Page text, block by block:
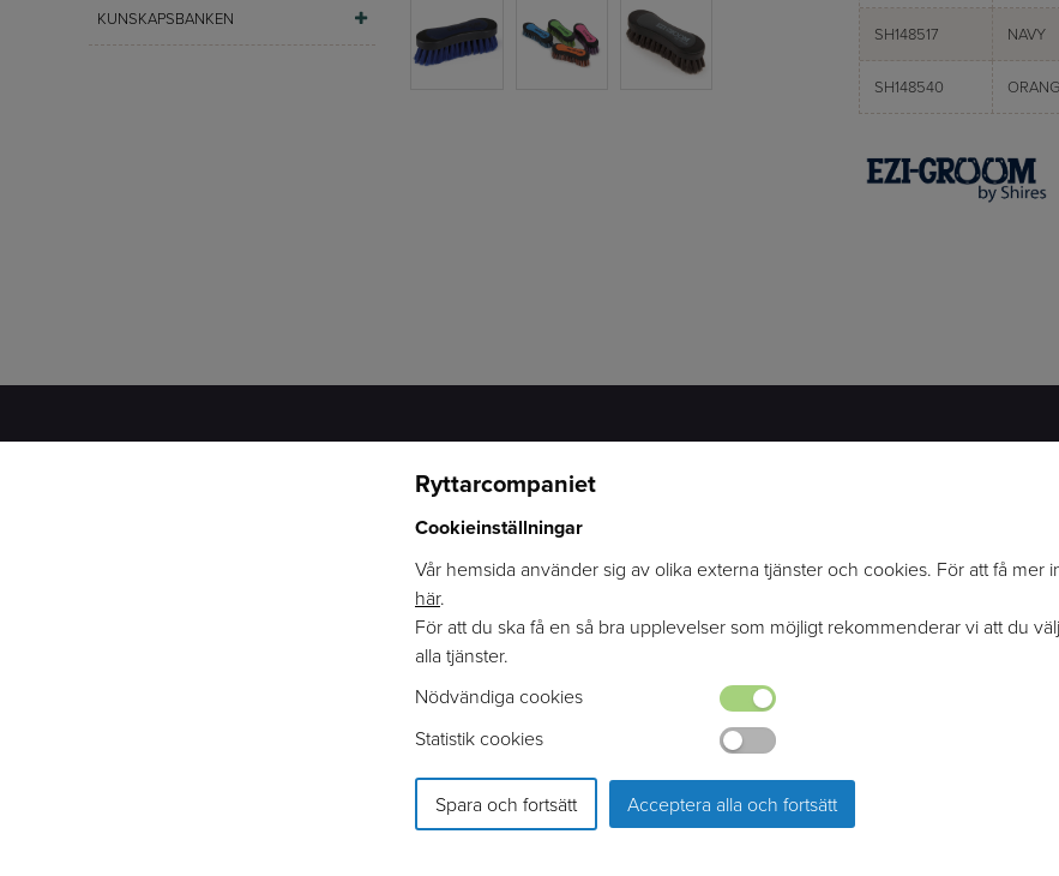
KUNSKAPSBANKEN
SH148517 NAVY
SH148540
VÅRA KATEGORIER
RYTTARE
AKTIVERING
MATERIALVÅRD
247 70 GENARP
INFO@RYTTARCOMPANIET.SE
INSTAGRAM
Ryttarcompaniet
Cookieinställningar
Vår hemsida använder sig av olika externa tjänster och cookies. För att få mer
här.
För att du ska få en så bra upplevelser som möjligt rekommenderar vi att du
alla tjänster.
Nödvändiga cookies
Statistik cookies
Spara och fortsätt Acceptera alla och fortsätt